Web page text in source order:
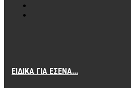
ΕΙΔΙΚΆ ΓΙΑ ΕΣΈΝΑ...